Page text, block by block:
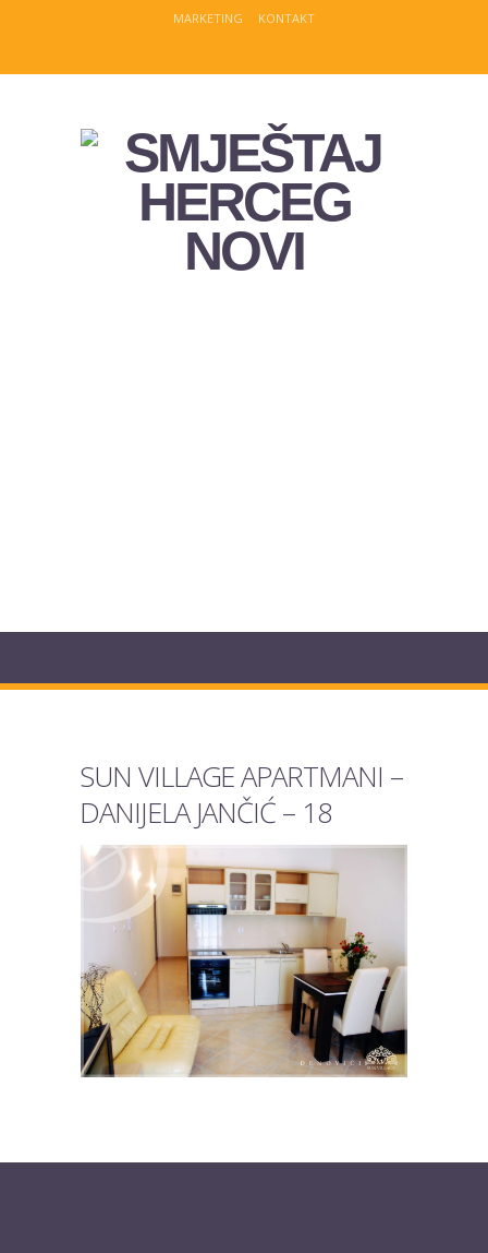
MARKETING KONTAKT
SUN VILLAGE APARTMANI –
DANIJELA JANČIĆ – 18